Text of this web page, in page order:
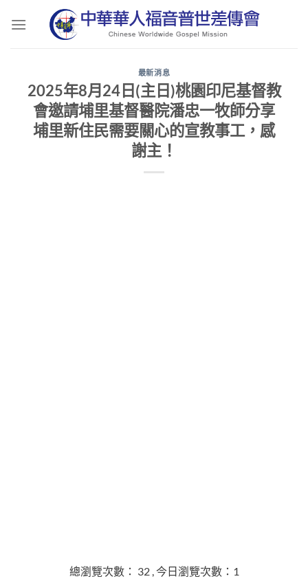
最新消息
2025年8月24日(主日)桃園印尼基督教
會邀請埔里基督醫院潘忠一牧師分享
埔里新住民需要關心的宣教事工，感
謝主！
總瀏覽次數： 32 , 今日瀏覽次數：1